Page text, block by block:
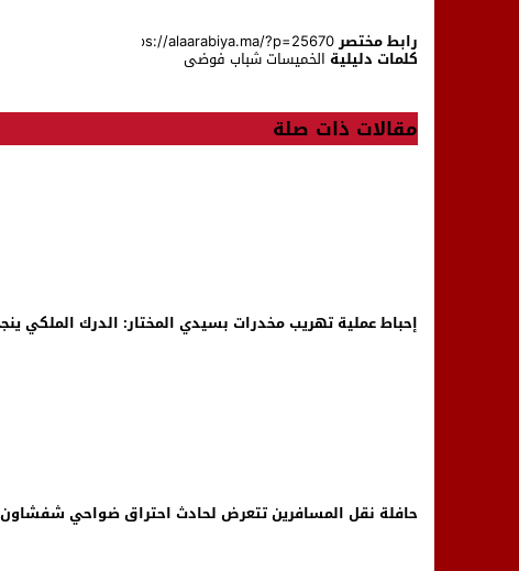
رابط مختصر
كلمات دليلية الخميساتشباب فوضى
مقالات ذات صلة
إحباط عملية تهريب مخدرات بسيدي المختار: الدرك الملكي
حافلة نقل المسافرين تتعرض لحادث احتراق ضواحي شفشاون